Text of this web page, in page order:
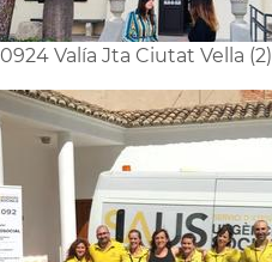
0924 Valía Jta Ciutat Vella (2)